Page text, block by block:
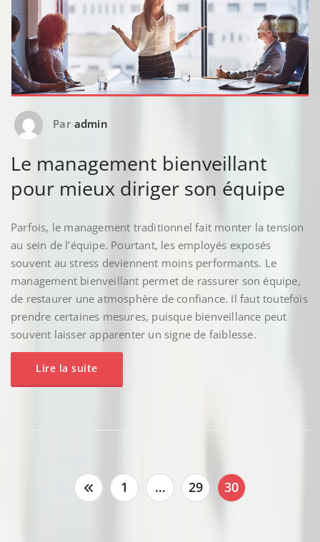
Par admin
Le management bienveillant
pour mieux diriger son équipe
Parfois, le management traditionnel fait monter la tension
au sein de l’équipe. Pourtant, les employés exposés
souvent au stress deviennent moins performants. Le
management bienveillant permet de rassurer son équipe,
de restaurer une atmosphère de confiance. Il faut toutefois
prendre certaines mesures, puisque bienveillance peut
souvent laisser apparenter un signe de faiblesse.
Lire la suite
Pagination 1 … 29 30